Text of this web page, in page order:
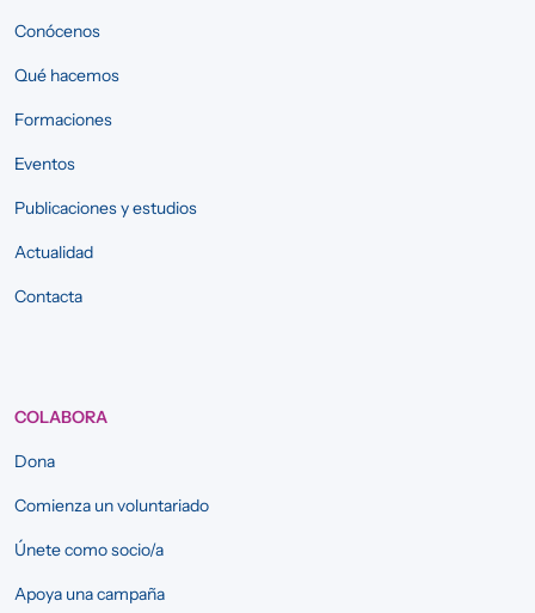
Conócenos
Qué hacemos
Formaciones
Eventos
Publicaciones y estudios
Actualidad
Contacta
COLABORA
Dona
Comienza un voluntariado
Únete como socio/a
Apoya una campaña